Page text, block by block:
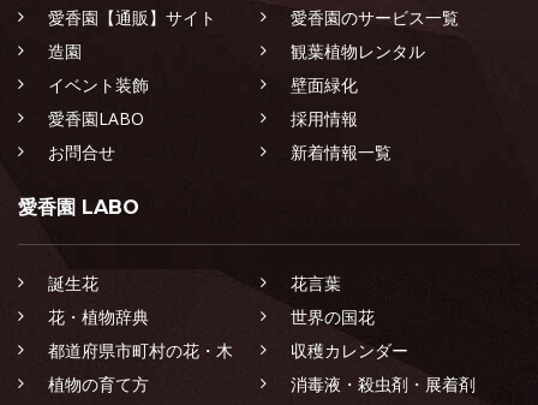
愛香園【通販】サイト
愛香園のサービス一覧
造園
観葉植物レンタル
イベント装飾
壁面緑化
愛香園LABO
採用情報
お問合せ
新着情報一覧
愛香園 LABO
誕生花
花言葉
花・植物辞典
世界の国花
都道府県市町村の花・木
収穫カレンダー
植物の育て方
消毒液・殺虫剤・展着剤